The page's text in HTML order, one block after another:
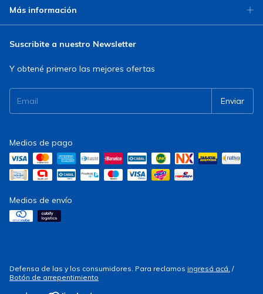
Más información
Suscribite a nuestro Newsletter
Y obtené primero las mejores ofertas
Medios de pago
Medios de envío
Defensa de las y los consumidores. Para reclamos ingresá acá. /
Botón de arrepentimiento